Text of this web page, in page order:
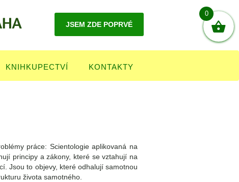
JSEM ZDE POPRVÉ
KNIHKUPECTVÍ KONTAKTY
práce: Scientologie aplikovaná na
principy a zákony, které se vztahují na
Jsou to objevy, které odhalují samotnou
života samotného.
0